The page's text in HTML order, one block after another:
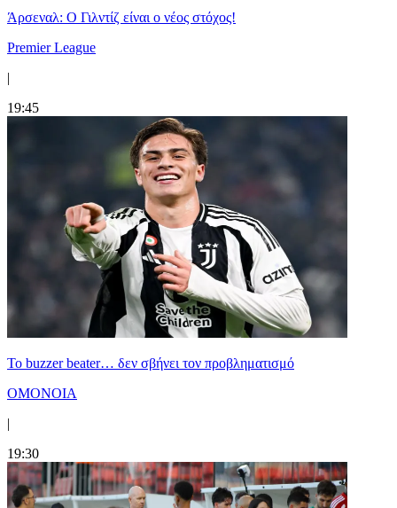
Άρσεναλ: Ο Γιλντίζ είναι ο νέος στόχος!
Premier League
|
19:45
Το buzzer beater… δεν σβήνει τoν προβληματισμό
ΟΜΟΝΟΙΑ
|
19:30